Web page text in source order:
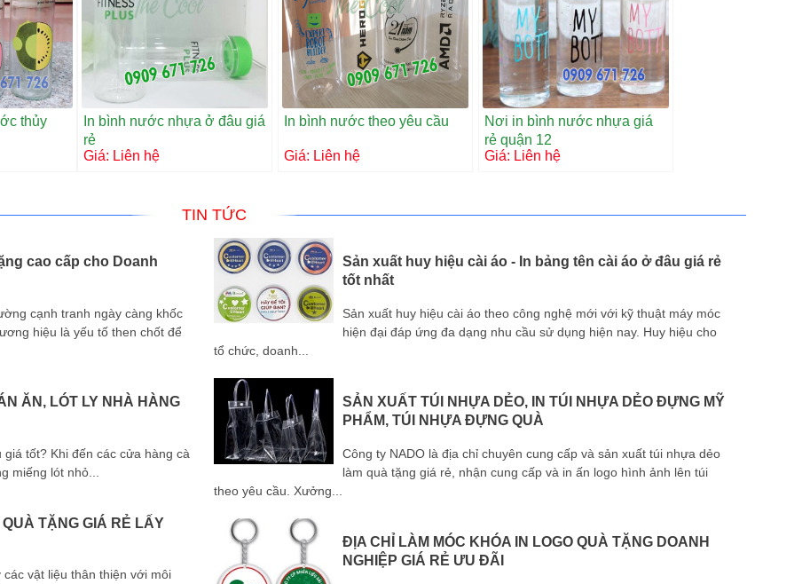
thủy
In bình nước nhựa ở đâu giá
rẻ
Giá: Liên hệ
In bình nước theo yêu cầu
Giá: Liên hệ
Nơi in bình nước nhựa giá
rẻ quận 12
Giá: Liên hệ
TIN TỨC
cao cấp cho Doanh
cạnh tranh ngày càng khốc
hiệu là yếu tố then chốt để
ĂN, LÓT LY NHÀ HÀNG
tốt? Khi đến các cửa hàng cà
miếng lót nhỏ...
TẶNG GIÁ RẺ LẤY
vật liệu thân thiện với môi
Sản xuất huy hiệu cài áo - In bảng tên cài áo ở đâu giá rẻ
tốt nhất
Sản xuất huy hiệu cài áo theo công nghệ mới với kỹ thuật máy móc
hiện đại đáp ứng đa dạng nhu cầu sử dụng hiện nay. Huy hiệu cho
tổ chức, doanh...
SẢN XUẤT TÚI NHỰA DẺO, IN TÚI NHỰA DẺO ĐỰNG MỸ
PHẨM, TÚI NHỰA ĐỰNG QUÀ
Công ty NADO là địa chỉ chuyên cung cấp và sản xuất túi nhựa dẻo
làm quà tặng giá rẻ, nhận cung cấp và in ấn logo hình ảnh lên túi
theo yêu cầu. Xưởng...
ĐỊA CHỈ LÀM MÓC KHÓA IN LOGO QUÀ TẶNG DOANH
NGHIỆP GIÁ RẺ ƯU ĐÃI